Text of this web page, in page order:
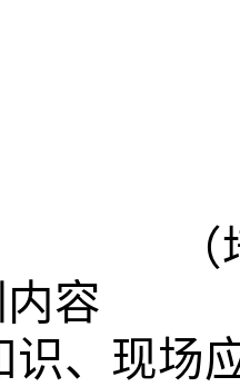
报
容
识、现场